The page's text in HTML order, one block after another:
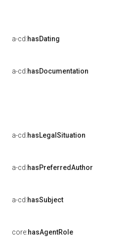
a-cd:hasDating
a-cd:hasDocumentation
a-cd:hasLegalSituation
a-cd:hasPreferredAuthor
a-cd:hasSubject
core:hasAgentRole